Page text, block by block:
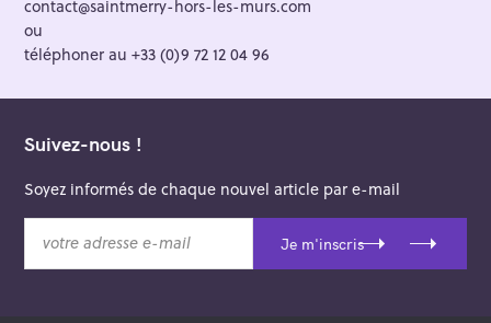
contact@saintmerry-hors-les-murs.com
ou
téléphoner au +33 (0)9 72 12 04 96
Suivez-nous !
Soyez informés de chaque nouvel article par e-mail
t
Je m'inscris